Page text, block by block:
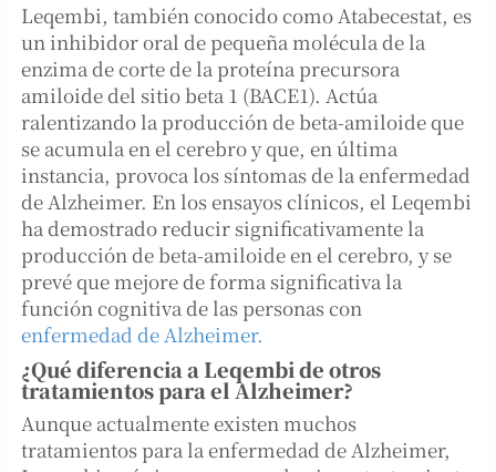
Leqembi, también conocido como Atabecestat, es
un inhibidor oral de pequeña molécula de la
enzima de corte de la proteína precursora
amiloide del sitio beta 1 (BACE1). Actúa
ralentizando la producción de beta-amiloide que
se acumula en el cerebro y que, en última
instancia, provoca los síntomas de la enfermedad
de Alzheimer. En los ensayos clínicos, el Leqembi
ha demostrado reducir significativamente la
producción de beta-amiloide en el cerebro, y se
prevé que mejore de forma significativa la
función cognitiva de las personas con
enfermedad de Alzheimer.
¿Qué diferencia a Leqembi de otros
tratamientos para el Alzheimer?
Aunque actualmente existen muchos
tratamientos para la enfermedad de Alzheimer,